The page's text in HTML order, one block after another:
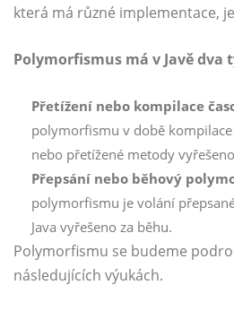
která má různé implementace,
Polymorfismus má v Javě dva
Přetížení nebo kompilace
polymorfismu v době
nebo přetížené metody
Přepsání nebo běhový
polymorfismu je volání
Java vyřešeno za běhu.
Polymorfismu se budeme
následujících výukách.